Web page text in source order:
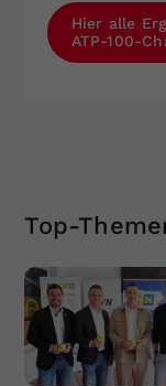
Hier alle
ATP-100-
Top-